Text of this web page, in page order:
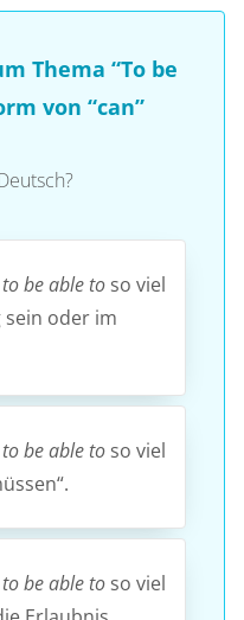
Thema “To be
von “can”
to be able to so viel
sein oder im
to be able to so viel
to be able to so viel